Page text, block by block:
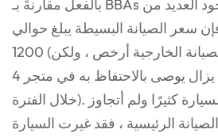
بالفعل مقارنةً بـ BBAs الأخرى ، ومع وجود العديد من
سعر الصيانة البسيطة يبلغ حوالي
1200 (بالطبع ، ستكون الصيانة الخارجية أرخص ، ولكن
بموجب الضمان لا يزال يوصى بالاحتفاظ به في متجر 4S
خلال الفترة). نظرًا لأنني لم أقود السيارة كثيرًا ولم أتجاوز
من الصيانة الرئيسية ، فقد غيرت السيارة